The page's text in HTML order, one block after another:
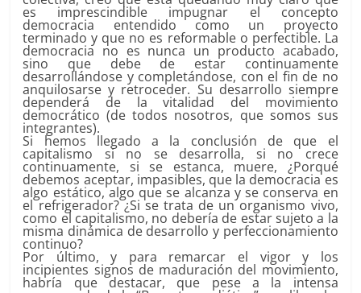
es imprescindible impugnar el concepto
democracia entendido como un proyecto
terminado y que no es reformable o perfectible. La
democracia no es nunca un producto acabado,
sino que debe de estar continuamente
desarrollándose y completándose, con el fin de no
anquilosarse y retroceder. Su desarrollo siempre
dependerá de la vitalidad del movimiento
democrático (de todos nosotros, que somos sus
integrantes).
Si hemos llegado a la conclusión de que el
capitalismo si no se desarrolla, si no crece
continuamente, si se estanca, muere, ¿Porqué
debemos aceptar, impasibles, que la democracia es
algo estático, algo que se alcanza y se conserva en
el refrigerador? ¿Si se trata de un organismo vivo,
como el capitalismo, no debería de estar sujeto a la
misma dinámica de desarrollo y perfeccionamiento
continuo?
Por último, y para remarcar el vigor y los
incipientes signos de maduración del movimiento,
habría que destacar, que pese a la intensa